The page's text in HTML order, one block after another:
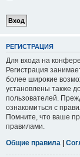
РЕГИСТРАЦИЯ
Для входа на
Регистрация
более широкие
установлены также
пользователей.
ознакомиться с
Помните, что ваше
правилами.
Общие правила |